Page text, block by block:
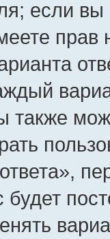
если
прав
также
будет